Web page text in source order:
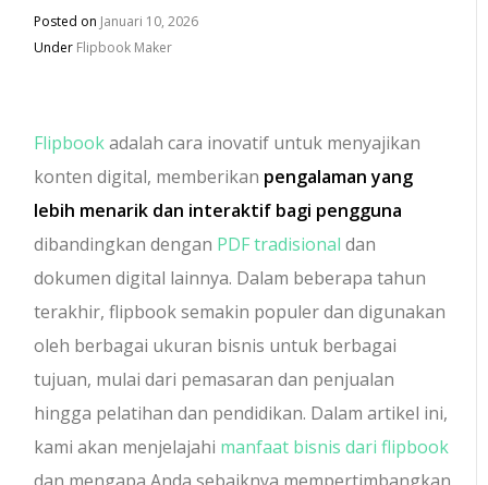
Posted on Januari 10, 2026
Under Flipbook Maker
Flipbookadalah cara inovatif untuk menyajikan
konten digital, memberikan pengalaman yang
lebih menarik dan interaktif bagi pengguna
dibandingkan dengan PDF tradisional dan
dokumen digital lainnya. Dalam beberapa tahun
terakhir, flipbook semakin populer dan digunakan
oleh berbagai ukuran bisnis untuk berbagai
tujuan, mulai dari pemasaran dan penjualan
hingga pelatihan dan pendidikan. Dalam artikel ini,
kami akan menjelajahi manfaat bisnis dari flipbook